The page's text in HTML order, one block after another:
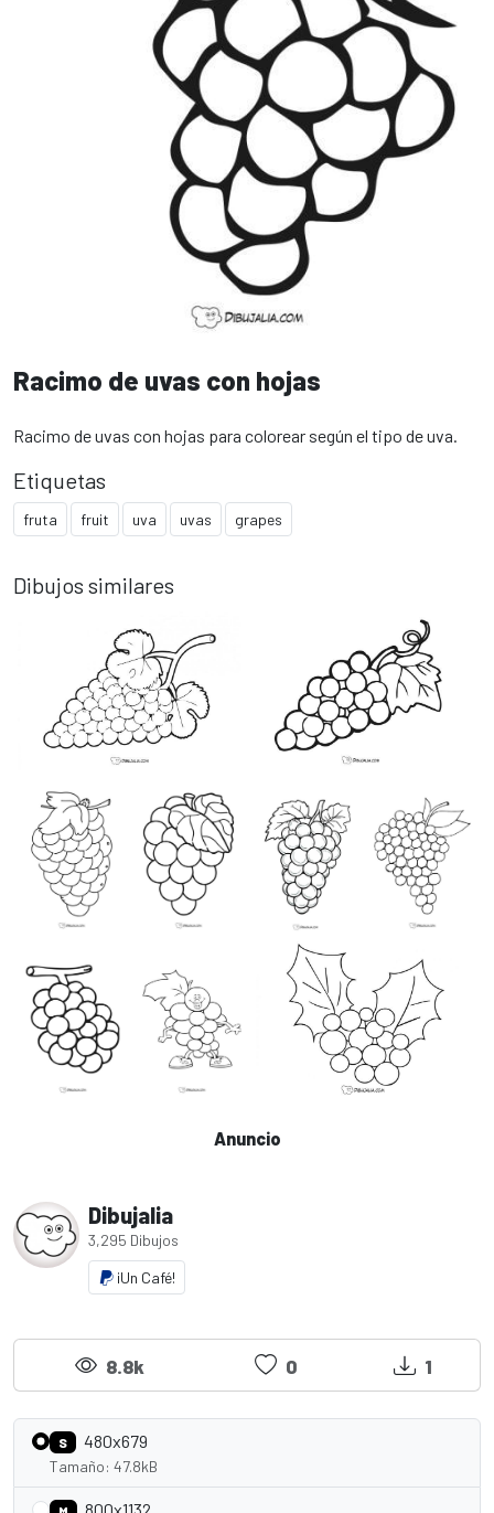
Racimo de uvas con hojas
Racimo de uvas con hojas para colorear según el tipo de uva.
Etiquetas
fruta fruit uva uvas grapes
Dibujos similares
Anuncio
Dibujalia
3,295 Dibujos
¡Un Café!
8.8k 0 1
S 480x679
Tamaño: 47.8kB